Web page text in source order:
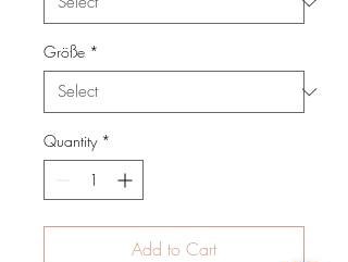
Größe *
Quantity *
Add to Cart